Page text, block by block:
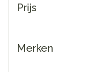
Prijs
Merken